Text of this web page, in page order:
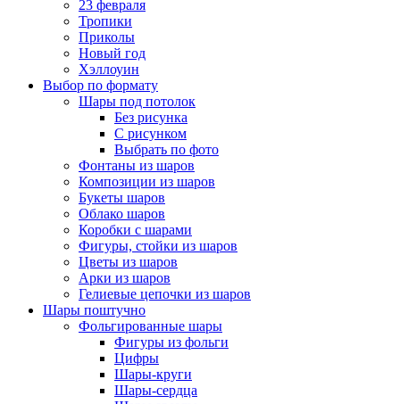
23 февраля
Тропики
Приколы
Новый год
Хэллоуин
Выбор по формату
Шары под потолок
Без рисунка
С рисунком
Выбрать по фото
Фонтаны из шаров
Композиции из шаров
Букеты шаров
Облако шаров
Коробки с шарами
Фигуры, стойки из шаров
Цветы из шаров
Арки из шаров
Гелиевые цепочки из шаров
Шары поштучно
Фольгированные шары
Фигуры из фольги
Цифры
Шары-круги
Шары-сердца